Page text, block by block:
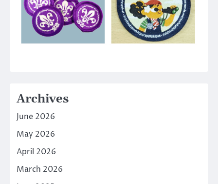
Archives
June 2026
May 2026
April 2026
March 2026